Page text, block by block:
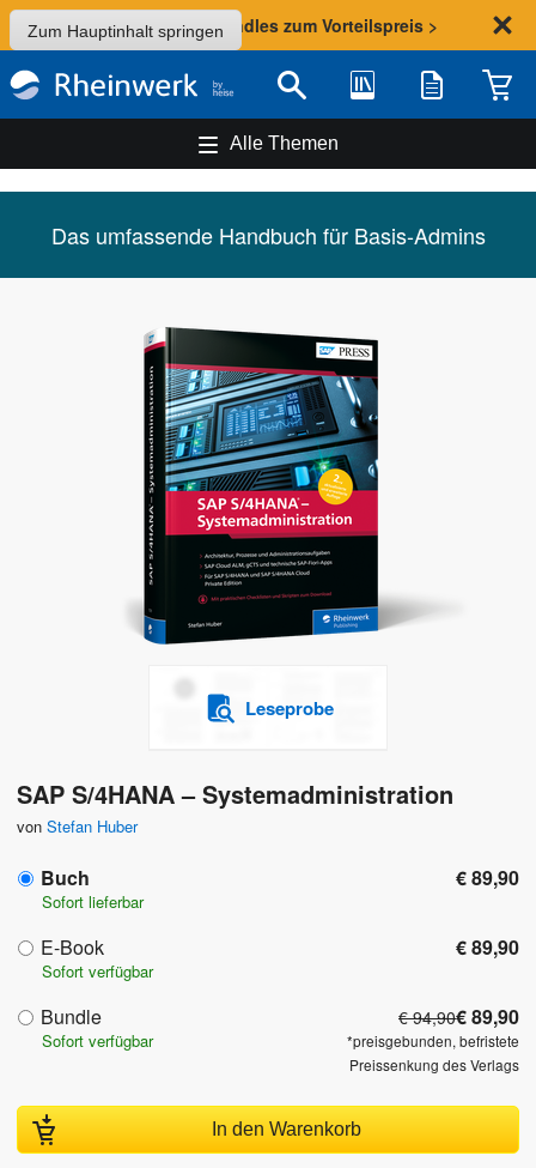
Zum Hauptinhalt springen
Sommer-Aktion: Bundles zum Vorteilspreis >
Suche Bibliothek Merkliste
Alle Themen
Das umfassende Handbuch für Basis-Admins
Leseprobe
SAP S/4HANA – Systemadministration
von Stefan Huber
Buch € 89,90
Sofort lieferbar
E-Book € 89,90
Sofort verfügbar
Bundle € 94,90€ 89,90
*preisgebunden, befristete
Preissenkung des Verlags
Sofort verfügbar
In den Warenkorb